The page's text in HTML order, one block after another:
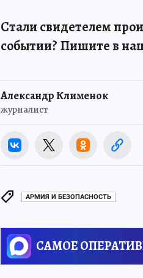
Стали свидетелем
событии? Пишите в
Александр Клименок
журналист
АРМИЯ И БЕЗОПАСНОСТЬ
САМОЕ